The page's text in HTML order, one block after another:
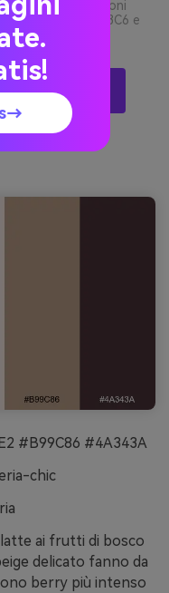
sfondo pulito, toni
accenti di #E7D3C6 e
16:9
Con AI Gratis
#B99C86 #4A343A
chic
ai frutti di bosco
delicato fanno da
berry più intenso